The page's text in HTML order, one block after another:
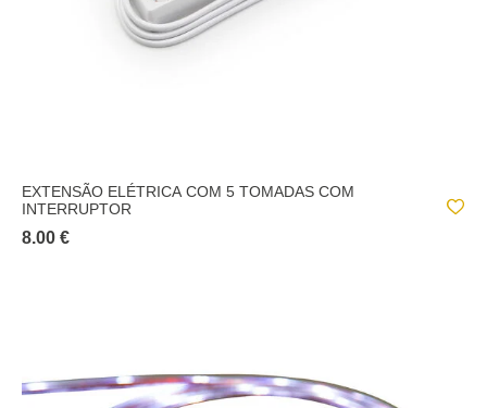
EXTENSÃO ELÉTRICA COM 5 TOMADAS COM
INTERRUPTOR
8.00 €